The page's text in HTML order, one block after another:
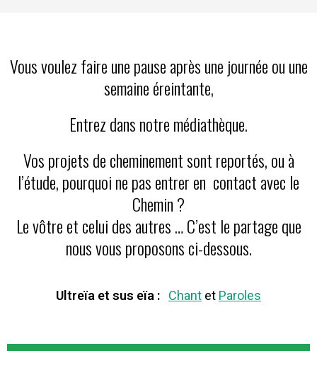
Vous voulez faire une pause après une journée ou une
semaine éreintante,
Entrez dans notre médiathèque.
Vos projets de cheminement sont reportés, ou à
l’étude, pourquoi ne pas entrer en contact avec le
Chemin ?
Le vôtre et celui des autres … C’est le partage que
nous vous proposons ci-dessous.
Ultreïa et sus eïa : Chant et Paroles